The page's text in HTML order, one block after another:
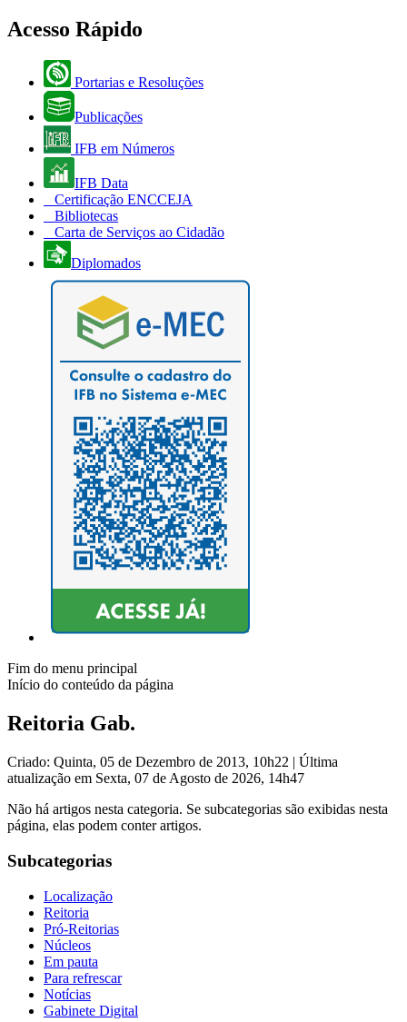
Acesso Rápido
Portarias e Resoluções
Publicações
IFB em Números
IFB Data
Certificação ENCCEJA
Bibliotecas
Carta de Serviços ao Cidadão
Diplomados
Fim do menu principal
Início do conteúdo da página
Reitoria Gab.
Criado: Quinta, 05 de Dezembro de 2013, 10h22 | Última
atualização em Sexta, 07 de Agosto de 2026, 14h47
Não há artigos nesta categoria. Se subcategorias são exibidas nesta
página, elas podem conter artigos.
Subcategorias
Localização
Reitoria
Pró-Reitorias
Núcleos
Em pauta
Para refrescar
Notícias
Gabinete Digital